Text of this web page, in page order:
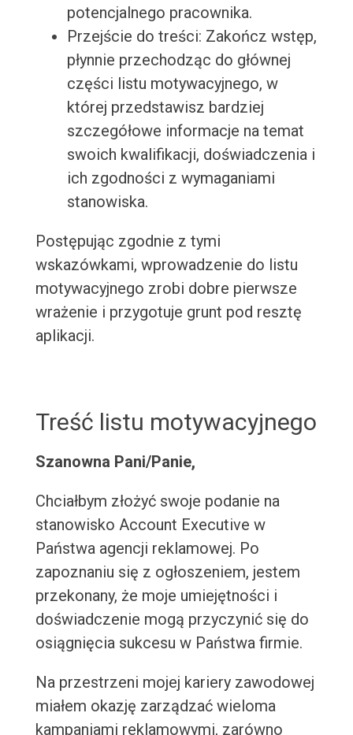
potencjalnego pracownika.
Przejście do treści: Zakończ wstęp,
płynnie przechodząc do głównej
części listu motywacyjnego, w
której przedstawisz bardziej
szczegółowe informacje na temat
swoich kwalifikacji, doświadczenia i
ich zgodności z wymaganiami
stanowiska.
Postępując zgodnie z tymi
wskazówkami, wprowadzenie do listu
motywacyjnego zrobi dobre pierwsze
wrażenie i przygotuje grunt pod resztę
aplikacji.
Treść listu motywacyjnego
Szanowna Pani/Panie,
Chciałbym złożyć swoje podanie na
stanowisko Account Executive w
Państwa agencji reklamowej. Po
zapoznaniu się z ogłoszeniem, jestem
przekonany, że moje umiejętności i
doświadczenie mogą przyczynić się do
osiągnięcia sukcesu w Państwa firmie.
Na przestrzeni mojej kariery zawodowej
miałem okazję zarządzać wieloma
kampaniami reklamowymi, zarówno